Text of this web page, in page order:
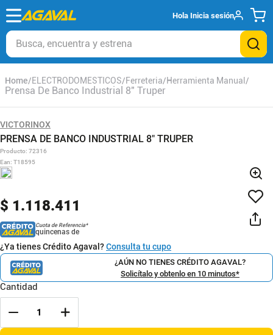
Hola Inicia sesión
Busca, encuentra y estrena
ELECTRODOMESTICOS Ferreteria Herramienta Manual
Prensa De Banco Industrial 8" Truper
VICTORINOX
PRENSA DE BANCO INDUSTRIAL 8" TRUPER
Producto: 72316
Ean: T18595
$ 1.118.411
Cuota de Referencia*
quincenas de
¿Ya tienes Crédito Agaval?Consulta tu cupo
¿AÚN NO TIENES CRÉDITO AGAVAL?
Solicítalo y obtenlo en 10 minutos*
Cantidad